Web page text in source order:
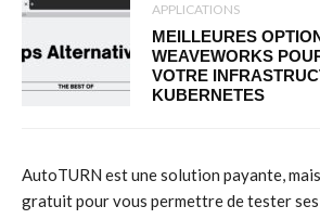
APPLICATIONS
MEILLEURES
WEAVEWORKS
VOTRE
KUBERNETES
AutoTURN est une solution payante,
gratuit pour vous permettre de tester